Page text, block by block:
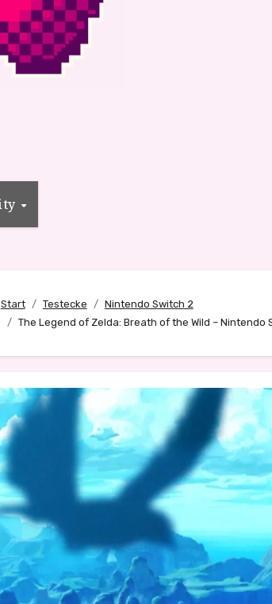
Start Testecke
Nintendo Switch 2
The Legend of Zelda: Breath of the Wild – Nintendo